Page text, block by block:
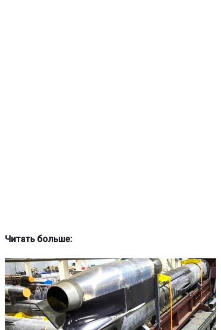
Читать больше: